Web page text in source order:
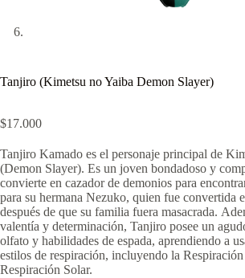
Tanjiro (Kimetsu no Yaiba Demon Slayer)
$17.000
Tanjiro Kamado es el personaje principal de
(Demon Slayer). Es un joven bondadoso y
convierte en cazador de demonios para
para su hermana Nezuko, quien fue convertida
después de que su familia fuera masacrada.
valentía y determinación, Tanjiro posee un
olfato y habilidades de espada, aprendiendo a
estilos de respiración, incluyendo la
Respiración Solar.